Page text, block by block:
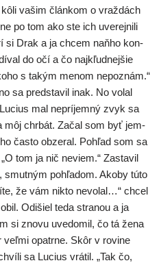
vašim člán­kom o vraž­dách
po tom ako ste ich uve­rej­ni­li
si Drak a ja chcem naň­ho kon­
do očí a čo najk­ľud­nej­šie
s takým menom nepo­znám.“
sa pred­sta­vil inak. No volal
mal neprí­jem­ný zvyk sa
môj chr­bát. Začal som byť jem­
čas­to obze­ral. Pohľad som sa
tom ja nič neviem.“ Zastavil
pohľa­dom. Akoby túto
že vám nikto nevo­lal…“ chcel
Odišiel teda stra­nou a ja
si zno­vu uve­do­mil, čo tá žena
opatr­ne. Skôr v rovi­ne
sa Lucius vrá­til. „Tak čo,